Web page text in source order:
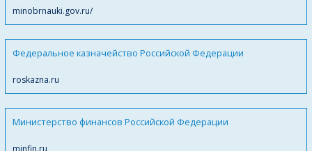
minobrnauki.gov.ru/
Федеральное казначейство Российской Федерации
roskazna.ru
Министерство финансов Российской Федерации
minfin.ru